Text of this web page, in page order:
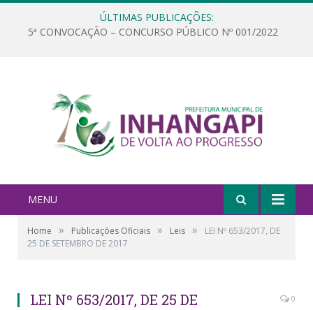
ÚLTIMAS PUBLICAÇÕES:
5ª CONVOCAÇÃO – CONCURSO PÚBLICO Nº 001/2022
MENU
Home » Publicações Oficiais » Leis »
LEI Nº 653/2017, DE
25 DE SETEMBRO DE 2017
LEI Nº 653/2017, DE 25 DE
0